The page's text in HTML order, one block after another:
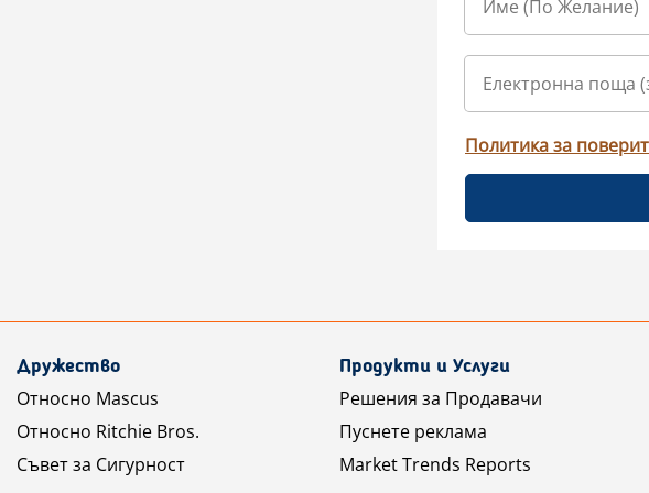
Политика за
Дружество
Относно Mascus
Относно Ritchie Bros.
Съвет за Сигурност
Продукти и Услуги
Решения за Продавачи
Пуснете реклама
Market Trends Reports